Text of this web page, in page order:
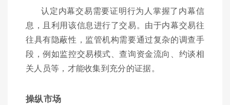
认定内幕交易需要证明行为人掌握了内幕信
息，且利用该信息进行了交易。由于内幕交易往
往具有隐蔽性，监管机构需要通过复杂的调查手
段，例如监控交易模式、查询资金流向、约谈相
关人员等，才能收集到充分的证据。
操纵市场